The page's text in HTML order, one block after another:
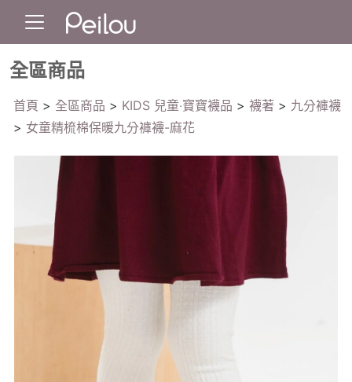
全區商品
首頁 > 全區商品 > KIDS 兒童‧寶寶襪品 > 襪著 > 九分褲襪
> 女童精梳棉保暖九分褲襪-麻花